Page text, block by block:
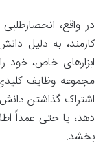
در واقع،
کارمند، به دلیل
ابزارهای خاص، خود
مجموعه وظایف
اشتراک گذاشتن
دهد، یا حتی عمداً
بخشد.